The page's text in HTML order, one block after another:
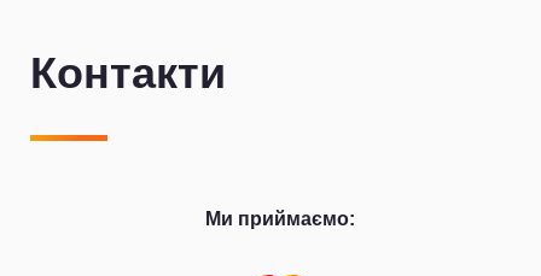
Контакти
Ми приймаємо: